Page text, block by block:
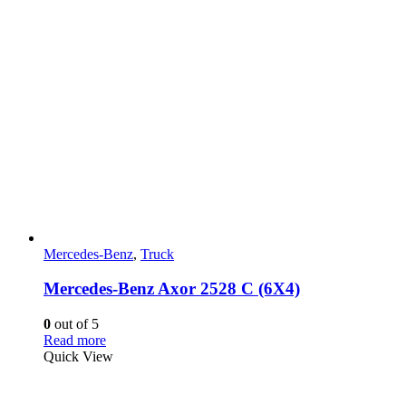
Mercedes-Benz, Truck
Mercedes-Benz Axor 2528 C (6X4)
0 out of 5
Read more
Quick View